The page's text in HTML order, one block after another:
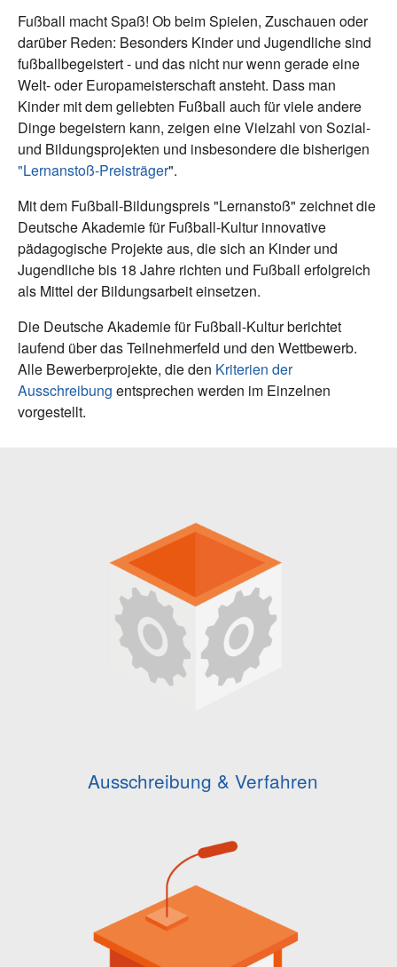
Fußball macht Spaß! Ob beim Spielen, Zuschauen oder
darüber Reden: Besonders Kinder und Jugendliche sind
fußballbegeistert - und das nicht nur wenn gerade eine
Welt- oder Europameisterschaft ansteht. Dass man
Kinder mit dem geliebten Fußball auch für viele andere
Dinge begeistern kann, zeigen eine Vielzahl von Sozial-
und Bildungsprojekten und insbesondere die bisherigen
"Lernanstoß-Preisträger".
Mit dem Fußball-Bildungspreis "Lernanstoß" zeichnet die
Deutsche Akademie für Fußball-Kultur innovative
pädagogische Projekte aus, die sich an Kinder und
Jugendliche bis 18 Jahre richten und Fußball erfolgreich
als Mittel der Bildungsarbeit einsetzen.
Die Deutsche Akademie für Fußball-Kultur berichtet
laufend über das Teilnehmerfeld und den Wettbewerb.
Alle Bewerberprojekte, die den Kriterien der
Ausschreibung entsprechen werden im Einzelnen
vorgestellt.
Ausschreibung & Verfahren